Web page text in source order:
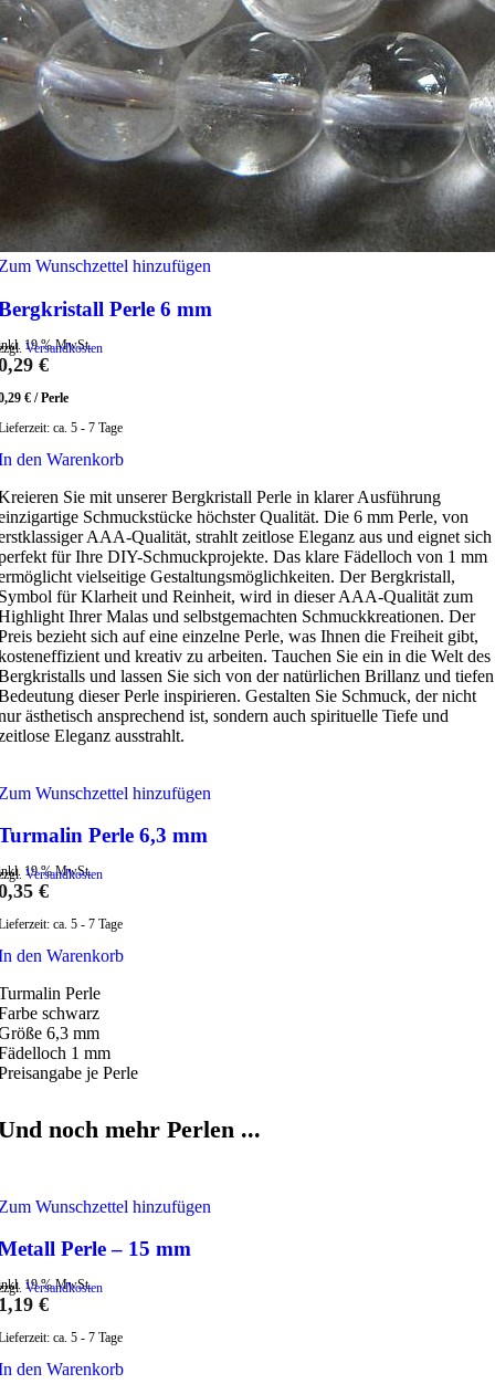
Wunschzettel hinzufügen
Perle 6 mm
19 % MwSt.
Versandkosten
€
€ /Perle
ca. 5 - 7 Tage
den Warenkorb
Sie mit unserer Bergkristall Perle in klarer Ausführung
Schmuckstücke höchster Qualität. Die 6 mm Perle, von
AAA-Qualität, strahlt zeitlose Eleganz aus und eignet sich
für Ihre DIY-Schmuckprojekte. Das klare Fädelloch von 1 mm
vielseitige Gestaltungsmöglichkeiten. Der Bergkristall,
für Klarheit und Reinheit, wird in dieser AAA-Qualität zum
Ihrer Malas und selbstgemachten Schmuckkreationen. Der
bezieht sich auf eine einzelne Perle, was Ihnen die Freiheit gibt,
und kreativ zu arbeiten. Tauchen Sie ein in die Welt des
und lassen Sie sich von der natürlichen Brillanz und tiefen
dieser Perle inspirieren. Gestalten Sie Schmuck, der nicht
ästhetisch ansprechend ist, sondern auch spirituelle Tiefe und
Eleganz ausstrahlt.
Wunschzettel hinzufügen
Perle 6,3 mm
19 % MwSt.
Versandkosten
€
ca. 5 - 7 Tage
den Warenkorb
Perle
schwarz
6,3 mm
1 mm
je Perle
noch mehr Perlen ...
Wunschzettel hinzufügen
Perle – 15 mm
19 % MwSt.
Versandkosten
€
ca. 5 - 7 Tage
den Warenkorb